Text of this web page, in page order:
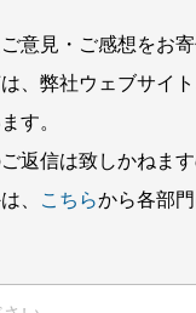
意見・ご感想をお寄
、弊社ウェブサイ
す。
返信は致しかねます
、
こちらから各部